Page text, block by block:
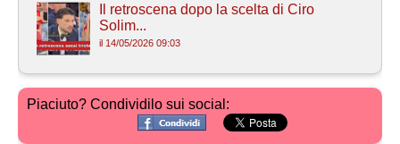
Il retroscena dopo la scelta di Ciro
Solim...
il 14/05/2026 09:03
Piaciuto? Condividilo sui social: